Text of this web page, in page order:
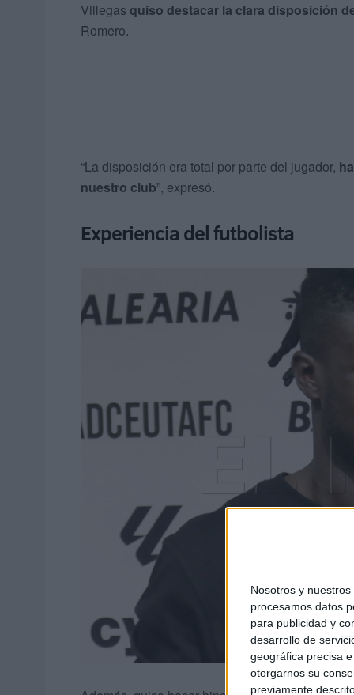
Nosotros y nuestros
procesamos datos
para publicidad y
desarrollo de
geográfica precisa
otorgarnos su
previamente
Villegas quiso destacar la clara disposición
Romero.
“La disposición era total por parte del jugador,
nuestro club”, expresó.
Experiencia del futbolista